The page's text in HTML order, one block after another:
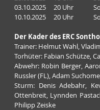
03.10.2025     20 Uhr
10.10.2025     20 Uhr
Der Kader des ERC
Trainer: Helmut Wahl,
Torhüter: Fabian Schütze,
Abwehr: Robin Berger,
Russler (FL), Adam
Sturm: Denis Adebahr,
Ottenbreit, Lynnden
Philipp Zeiske